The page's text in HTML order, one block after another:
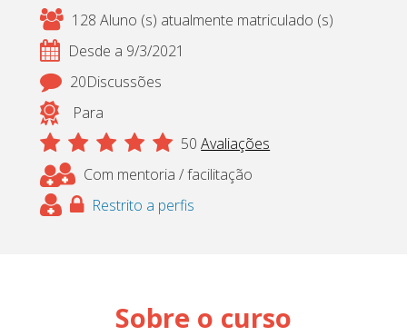
128 Aluno (s) atualmente matriculado (s)
Desde a 9/3/2021
20Discussões
Para
50 Avaliações
Com mentoria / facilitação
Restrito a perfis
Sobre o curso